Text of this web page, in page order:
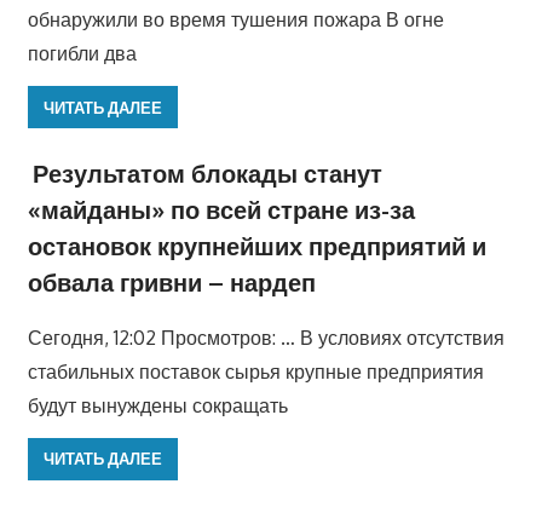
обнаружили во время тушения пожара В огне
погибли два
ЧИТАТЬ ДАЛЕЕ
Результатом блокады станут
«майданы» по всей стране из-за
остановок крупнейших предприятий и
обвала гривни – нардеп
Сегодня, 12:02 Просмотров: … В условиях отсутствия
стабильных поставок сырья крупные предприятия
будут вынуждены сокращать
ЧИТАТЬ ДАЛЕЕ